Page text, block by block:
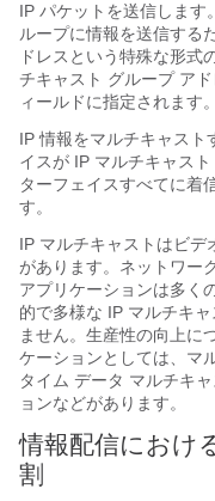
IP パケットを送信します
ループに情報を送信する
ドレスという特殊な形式
チキャスト グループ ア
ィールドに指定されます。
IP 情報をマルチキャスト
イスが IP マルチキャス
ターフェイスすべてに着
す。
IP マルチキャストはビデ
があります。ネットワー
アプリケーションは多く
的で多様な IP マルチキ
ません。生産性の向上に
ケーションとしては、マ
タイム データ マルチキ
ョンなどがあります。
情報配信におけ
割